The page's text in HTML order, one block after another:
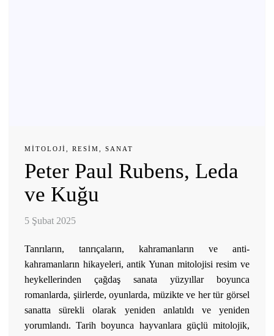
MITOLOJI RESIM SANAT
Peter Paul Rubens, Leda
ve Kuğu
5 Şubat 2025
Tanrıların, tanrıçaların, kahramanların ve anti-
kahramanların hikayeleri, antik Yunan mitolojisi resim ve
heykellerinden çağdaş sanata yüzyıllar boyunca
romanlarda, şiirlerde, oyunlarda, müzikte ve her tür görsel
sanatta sürekli olarak yeniden anlatıldı ve yeniden
yorumlandı. Tarih boyunca hayvanlara güçlü mitolojik,